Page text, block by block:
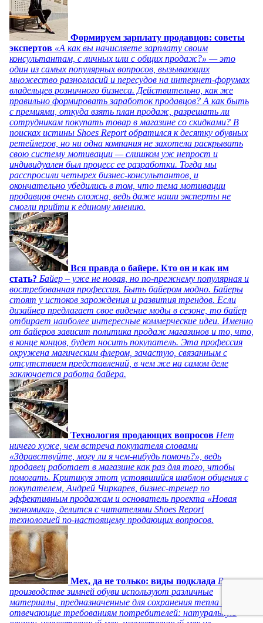
Формируем зарплату продавцов: советы
экспертов «А как вы начисляете зарплату своим
консультантам, с личных или с общих продаж?» — это
один из самых популярных вопросов, вызывающих
множество разногласий и пересудов на интернет-форумах
владельцев розничного бизнеса. Действительно, как же
правильно формировать заработок продавцов? А как быть
с премиями, откуда взять план продаж, разрешать ли
сотрудникам покупать товар в магазине со скидками? В
поисках истины Shoes Report обратился к десятку обувных
ретейлеров, но ни одна компания не захотела раскрывать
свою систему мотивации — слишком уж непрост и
индивидуален был процесс ее разработки. Тогда мы
расспросили четырех бизнес-консультантов, и
окончательно убедились в том, что тема мотивации
продавцов очень сложна, ведь даже наши эксперты не
смогли прийти к единому мнению.
Вся правда о байере. Кто он и как им
стать? Байер – уже не новая, но по-прежнему популярная и
востребованная профессия. Быть байером модно. Байеры
стоят у истоков зарождения и развития трендов. Если
дизайнер предлагает свое видение моды в сезоне, то байер
отбирает наиболее интересные коммерческие идеи. Именно
от байеров зависит политика продаж магазинов и то, что,
в конце концов, будет носить покупатель. Эта профессия
окружена магическим флером, зачастую, связанным с
отсутствием представлений, в чем же на самом деле
заключается работа байера.
Технология продающих вопросов Нет
ничего хуже, чем встреча покупателя словами
«Здравствуйте, могу ли я чем-нибудь помочь?», ведь
продавец работает в магазине как раз для того, чтобы
помогать. Критикуя этот устоявшийся шаблон общения с
покупателем, Андрей Чиркарев, бизнес-тренер по
эффективным продажам и основатель проекта «Новая
экономика», делится с читателями Shoes Report
технологией по-настоящему продающих вопросов.
Мех, да не только: виды подклада В
производстве зимней обуви используют различные
материалы, предназначенные для сохранения тепла и
отвечающие требованиям потребителей: натуральную